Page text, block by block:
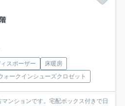
スポーザー
床暖房
ォークインシューズクロゼット
ンションです。宅配ボックス付きで日